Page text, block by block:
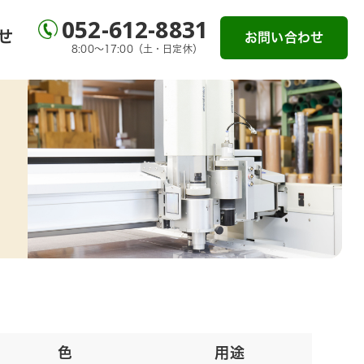
052-612-8831
8:00～17:00（土・日定休）
お問い合わせ
色 用途